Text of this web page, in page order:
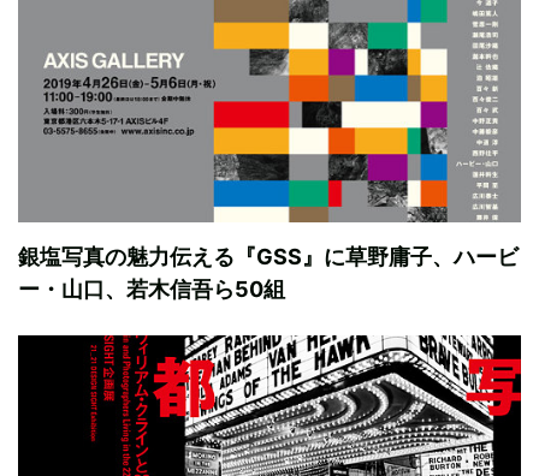
銀塩写真の魅力伝える『GSS』に草野庸子、ハービ
ー・山口、若木信吾ら50組